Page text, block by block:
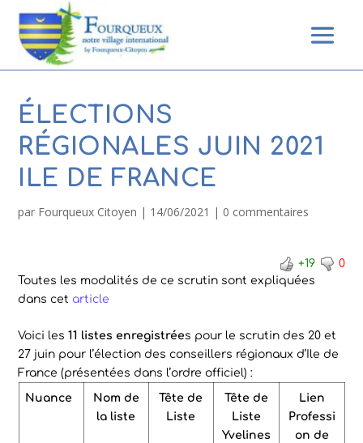
ÉLECTIONS
RÉGIONALES JUIN 2021
ILE DE FRANCE
par Fourqueux Citoyen | 14/06/2021 | 0 commentaires
+19
0
Toutes les modalités de ce scrutin sont expliquées
dans cet article
Voici les11 listes enregistrées pour le scrutin des 20 et
27 juin pour l’élection des conseillers régionaux d’Ile de
France (présentées dans l’ordre officiel) :
Nuance
Nom de
la liste
Tête de
Liste
Tête de
Liste
Yvelines
Lien
Professi
on de